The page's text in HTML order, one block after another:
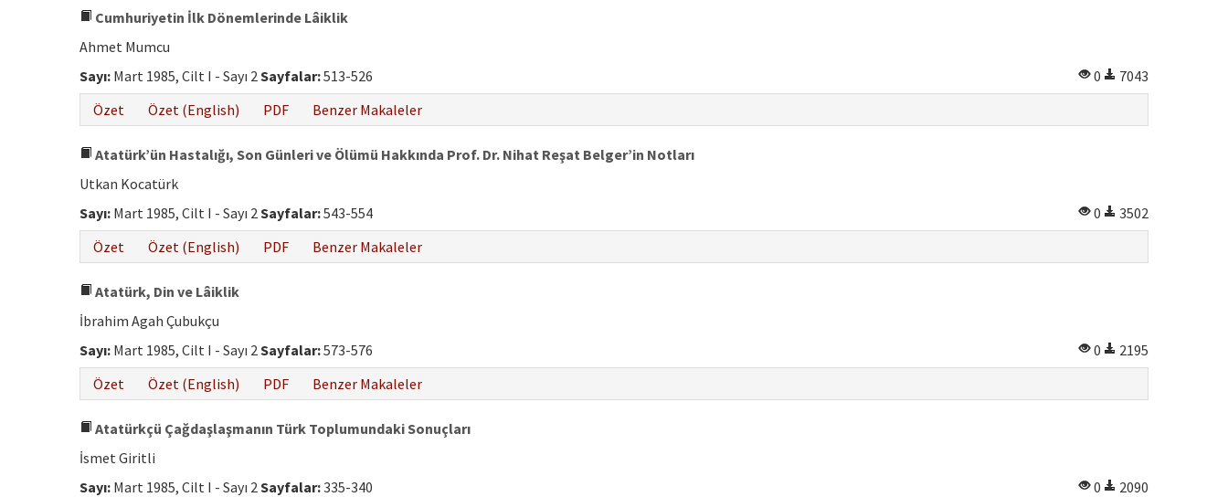
Cumhuriyetin İlk Dönemlerinde Lâiklik
Ahmet Mumcu
Sayı: Mart 1985, Cilt I - Sayı 2Sayfalar:513-526 0
7043
Özet
Özet (English) PDF Benzer Makaleler
Atatürk’ün Hastalığı, Son Günleri ve Ölümü Hakkında Prof. Dr. Nihat Reşat Belger’in Notları
Utkan Kocatürk
Sayı: Mart 1985, Cilt I - Sayı 2Sayfalar:543-554 0
3502
Özet
Özet (English) PDF Benzer Makaleler
Atatürk, Din ve Lâiklik
İbrahim Agah Çubukçu
Sayı: Mart 1985, Cilt I - Sayı 2Sayfalar:573-576 0
2195
Özet
Özet (English) PDF Benzer Makaleler
Atatürkçü Çağdaşlaşmanın Türk Toplumundaki Sonuçları
İsmet Giritli
Sayı: Mart 1985, Cilt I - Sayı 2Sayfalar:335-340 0
2090